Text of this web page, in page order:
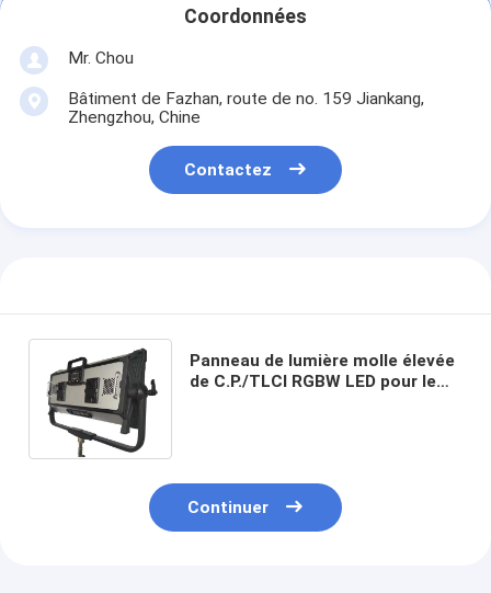
Coordonnées
Mr. Chou
Bâtiment de Fazhan, route de no. 159 Jiankang,
Zhengzhou, Chine
Contactez
Panneau de lumière molle élevée
de C.P./TLCI RGBW LED pour le
Continuer